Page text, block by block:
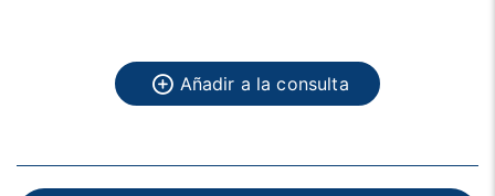
Añadir a la consulta